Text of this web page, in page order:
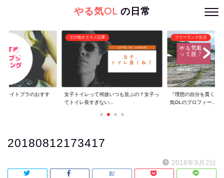
やる気OLの日常
ナイトブラのおすす
その他オススメ記事
女子トイレって何故いつも並ぶの？女子っ
てトイレ長すぎない...
フリーランス生活
『理想の自分を貫くた
気OLのプロフィー...
20180812173417
2018年9月2日